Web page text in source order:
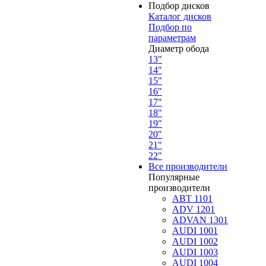
Подбор дисков
Каталог дисков
Подбор по
параметрам
Диаметр обода
13"
14"
15"
16"
17"
18"
19"
20"
21"
22"
Все производители
Популярные
производители
ABT 1101
ADV 1201
ADVAN 1301
AUDI 1001
AUDI 1002
AUDI 1003
AUDI 1004